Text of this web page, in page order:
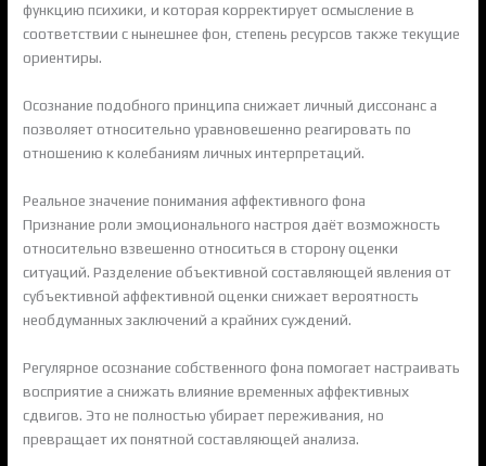
функцию психики, и которая корректирует осмысление в
соответствии с нынешнее фон, степень ресурсов также текущие
ориентиры.
Осознание подобного принципа снижает личный диссонанс а
позволяет относительно уравновешенно реагировать по
отношению к колебаниям личных интерпретаций.
Реальное значение понимания аффективного фона
Признание роли эмоционального настроя даёт возможность
относительно взвешенно относиться в сторону оценки
ситуаций. Разделение объективной составляющей явления от
субъективной аффективной оценки снижает вероятность
необдуманных заключений а крайних суждений.
Регулярное осознание собственного фона помогает настраивать
восприятие а снижать влияние временных аффективных
сдвигов. Это не полностью убирает переживания, но
превращает их понятной составляющей анализа.